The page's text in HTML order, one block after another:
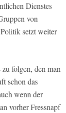
Dienstes
von
setzt weiter
folgen, den man
schon das
wenn der
vorher Fressnapf